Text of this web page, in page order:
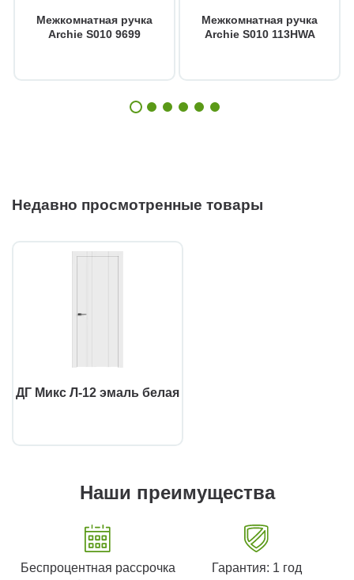
Межкомнатная ручка
Archie S010 9699
Межкомнатная ручка
Archie S010 113HWA
Недавно просмотренные товары
ДГ Микс Л-12 эмаль белая
Наши преимущества
Беспроцентная рассрочка
Гарантия: 1 год